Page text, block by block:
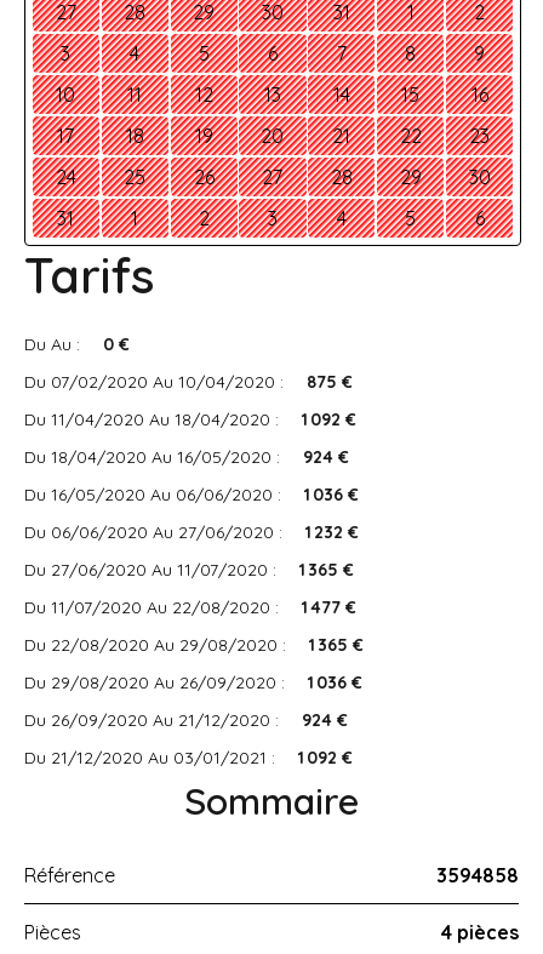
27 28 29 30 31 1
2
3
4 5 6 7 8
9
10
11 12 13 14 15
16
17
18 19 20 21 22
23
24
25 26 27 28 29
30
31
1 2 3 4 5 6
Tarifs
Du Au :
0 €
Du 07/02/2020 Au 10/04/2020 :
875 €
Du 11/04/2020 Au 18/04/2020 :
1 092 €
Du 18/04/2020 Au 16/05/2020 :
924 €
Du 16/05/2020 Au 06/06/2020 :
1 036 €
Du 06/06/2020 Au 27/06/2020 :
1 232 €
Du 27/06/2020 Au 11/07/2020 :
1 365 €
Du 11/07/2020 Au 22/08/2020 :
1 477 €
Du 22/08/2020 Au 29/08/2020 :
1 365 €
Du 29/08/2020 Au 26/09/2020 :
1 036 €
Du 26/09/2020 Au 21/12/2020 :
924 €
Du 21/12/2020 Au 03/01/2021 :
1 092 €
Sommaire
Référence 3594858
Pièces 4 pièces